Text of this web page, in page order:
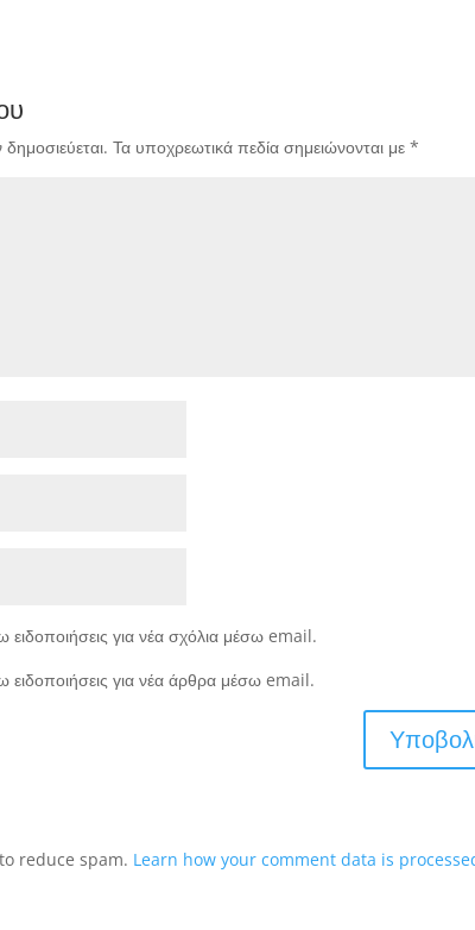
Τα υποχρεωτικά πεδία σημειώνονται με *
για νέα σχόλια μέσω email.
για νέα άρθρα μέσω email.
reduce spam. Learn how your comment data is